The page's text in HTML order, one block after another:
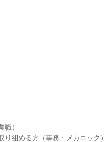
）
組める方（事務・メカニック）